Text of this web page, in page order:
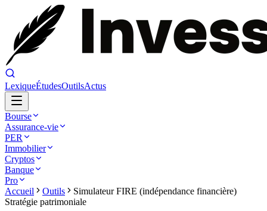
LexiqueÉtudesOutilsActus
Bourse
Assurance-vie
PER
Immobilier
Cryptos
Banque
Pro
Accueil
Outils
Simulateur FIRE (indépendance financière)
Stratégie patrimoniale